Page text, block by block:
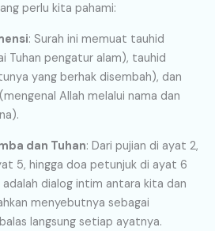
perlu kita pahami:
: Surah ini memuat tauhid
Tuhan pengatur alam), tauhid
yang berhak disembah), dan
Allah melalui nama dan
dan Tuhan: Dari pujian di ayat 2,
5, hingga doa petunjuk di ayat 6
adalah dialog intim antara kita dan
menyebutnya sebagai
langsung setiap ayatnya.